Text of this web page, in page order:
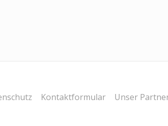
Kontaktformular Unser